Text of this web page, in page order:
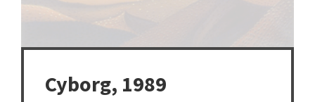
Cyborg, 1989